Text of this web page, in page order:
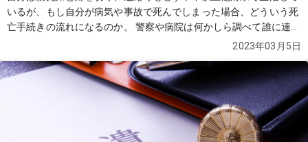
いるが、もし自分が病気や事故で死んでしまった場合、どういう死
亡手続きの流れになるのか。 警察や病院は何かしら調べて誰に連絡
をとるのか知りたい。例えば会社員なら会社に連絡が行くかもしれ
トの契約や遺品はどうなるのか。 現状疎遠になっている家族や親戚
は在命であるが、もし仮に家族や親戚が全て亡くなった場合、誰が
諸々の手続きや遺品の始末をしてくれるのか。 そういったケースの
場合世間ではどうなっているのか、そういう状況の方は事前にどう
いう対策をしているのか知りたい。
続きを見る
2023年03月5日